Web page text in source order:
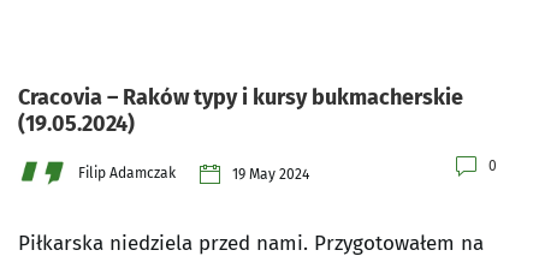
Cracovia – Raków typy i kursy bukmacherskie
(19.05.2024)
Filip Adamczak 19 May 2024 0
Piłkarska niedziela przed nami. Przygotowałem na